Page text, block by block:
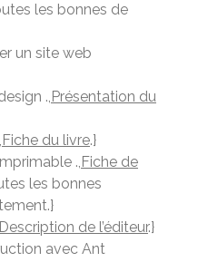
les bonnes de
un site web
., Présentation du
Fiche du livre.}
., Fiche de
les bonnes
Description de l’éditeur.}
avec Ant